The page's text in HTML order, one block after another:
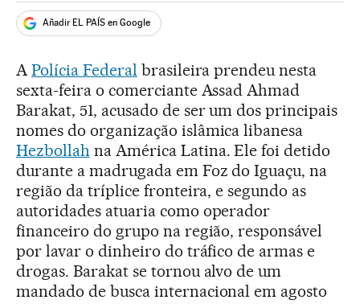
Añadir EL PAÍS en Google
A Polícia Federal brasileira prendeu nesta
sexta-feira o comerciante Assad Ahmad
Barakat, 51, acusado de ser um dos principais
nomes do organização islâmica libanesa
Hezbollah na América Latina. Ele foi detido
durante a madrugada em Foz do Iguaçu, na
região da tríplice fronteira, e segundo as
autoridades atuaria como operador
financeiro do grupo na região, responsável
por lavar o dinheiro do tráfico de armas e
drogas. Barakat se tornou alvo de um
mandado de busca internacional em agosto